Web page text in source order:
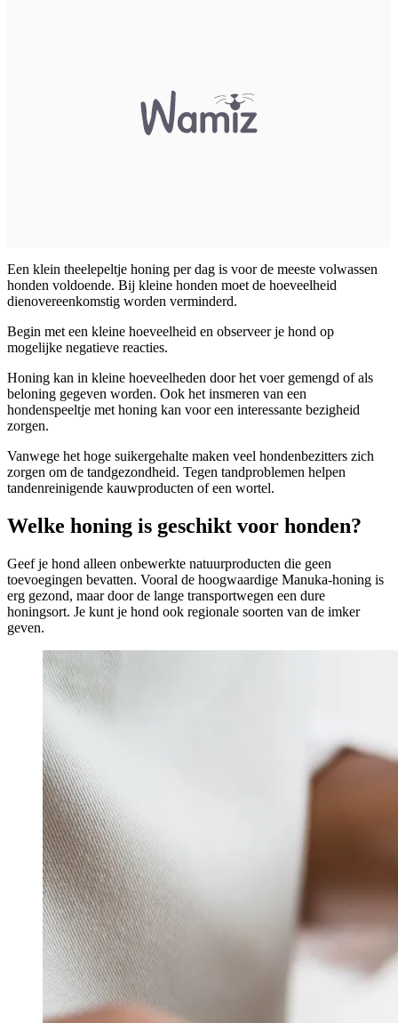
Een klein theelepeltje honing per dag is voor de meeste volwassen
honden voldoende. Bij kleine honden moet de hoeveelheid
dienovereenkomstig worden verminderd.
Begin met een kleine hoeveelheid en observeer je hond op
mogelijke negatieve reacties.
Honing kan in kleine hoeveelheden door het voer gemengd of als
beloning gegeven worden. Ook het insmeren van een
hondenspeeltje met honing kan voor een interessante bezigheid
zorgen.
Vanwege het hoge suikergehalte maken veel hondenbezitters zich
zorgen om de tandgezondheid. Tegen tandproblemen helpen
tandenreinigende kauwproducten of een wortel.
Welke honing is geschikt voor honden?
Geef je hond alleen onbewerkte natuurproducten die geen
toevoegingen bevatten. Vooral de hoogwaardige Manuka-honing is
erg gezond, maar door de lange transportwegen een dure
honingsort. Je kunt je hond ook regionale soorten van de imker
geven.